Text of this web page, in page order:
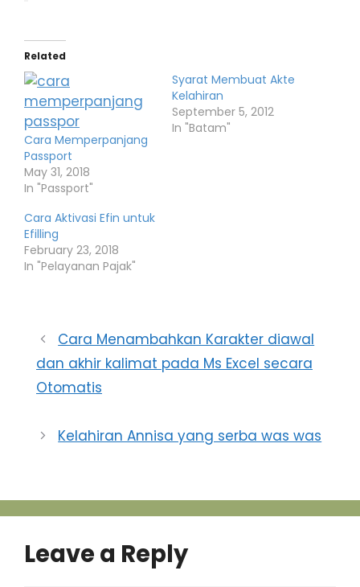
Related
Cara Memperpanjang
Passport
May 31, 2018
In "Passport"
Syarat Membuat Akte
Kelahiran
September 5, 2012
In "Batam"
Cara Aktivasi Efin untuk
Efilling
February 23, 2018
In "Pelayanan Pajak"
Cara Menambahkan Karakter diawal
dan akhir kalimat pada Ms Excel secara
Otomatis
Kelahiran Annisa yang serba was was
Leave a Reply